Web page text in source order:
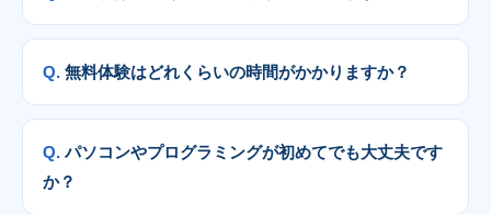
無料体験はどれくらいの時間がかかりますか？
パソコンやプログラミングが初めてでも大丈夫です
か？